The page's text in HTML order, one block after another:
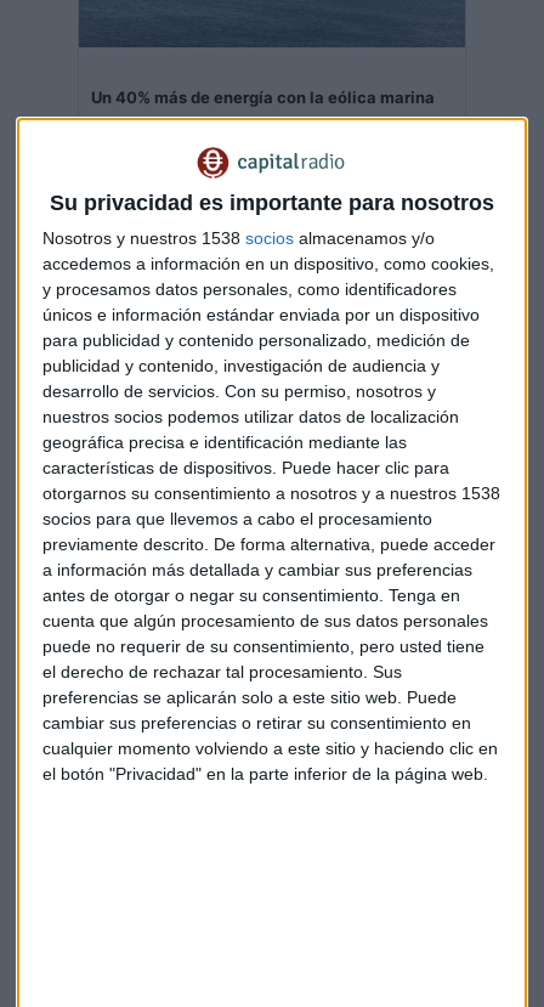
Su privacidad es importante para nosotros
Nosotros y nuestros 1538 socios almacenamos y/o
accedemos a información en un dispositivo, como cookies,
y procesamos datos personales, como identificadores
únicos e información estándar enviada por un dispositivo
para publicidad y contenido personalizado, medición de
publicidad y contenido, investigación de audiencia y
desarrollo de servicios. Con su permiso, nosotros y
nuestros socios podemos utilizar datos de localización
geográfica precisa e identificación mediante las
características de dispositivos. Puede hacer clic para
otorgarnos su consentimiento a nosotros y a nuestros 1538
socios para que llevemos a cabo el procesamiento
previamente descrito. De forma alternativa, puede acceder
a información más detallada y cambiar sus preferencias
antes de otorgar o negar su consentimiento. Tenga en
cuenta que algún procesamiento de sus datos personales
puede no requerir de su consentimiento, pero usted tiene
el derecho de rechazar tal procesamiento. Sus
preferencias se aplicarán solo a este sitio web. Puede
cambiar sus preferencias o retirar su consentimiento en
cualquier momento volviendo a este sitio y haciendo clic en
el botón "Privacidad" en la parte inferior de la página web.
Un 40% más de energía con la eólica marina
Abordamos el desarrollo de la energía eólica marina
operaciones de Saitec Offshore Technologies
Capital Radio
/ 2023-03-29
¿Comprar RWE? "No tienen sinergias"
En las últimas horas Iberdrola se apresuró a desmentir el
rumor que apuntaba a que podría comprar la alemana
RWE. Los analistas también ha mostrado su rechazo al
sentido de una operación de este tipo. "Las dos compañías
por sí solas ya son atractivas. Y surgirían pocas sinergias.
Vemos poco sentido estratégico", ha explicado Araceli de
Frutos, asesora del fondo Alhaja Inversiones, a Capital
Radio.
Las grandes petroleras atesoran 160.000 millones en
efectivo